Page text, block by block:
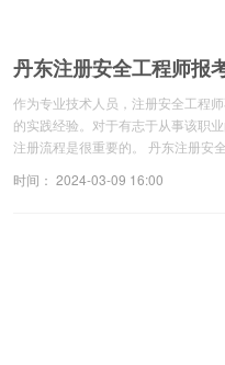
丹东注册安全工程师报
作为专业技术人员，注册安全工程
的实践经验。对于有志于从事该职
注册流程是很重要的。 丹东注册安
时间： 2024-03-09 16:00